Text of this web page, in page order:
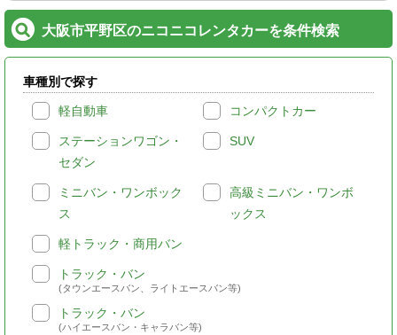
大阪市平野区のニコニコレンタカーを条件検索
車種別で探す
軽自動車 コンパクトカー
ステーションワゴン・
セダン
SUV
ミニバン・ワンボック
ス
高級ミニバン・ワンボ
ックス
軽トラック・商用バン
トラック・バン
(タウンエースバン、ライトエースバン等)
トラック・バン
(ハイエースバン・キャラバン等)